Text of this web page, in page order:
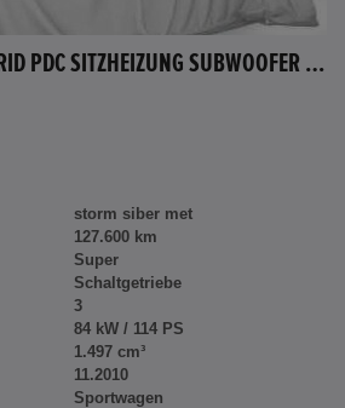
HONDA CR-Z GT HYBRID PDC SITZHEIZUNG SUBWOOFER BLUETOOTH
storm siber met
127.600 km
Super
Schaltgetriebe
3
84 kW / 114 PS
1.497 cm³
11.2010
Sportwagen